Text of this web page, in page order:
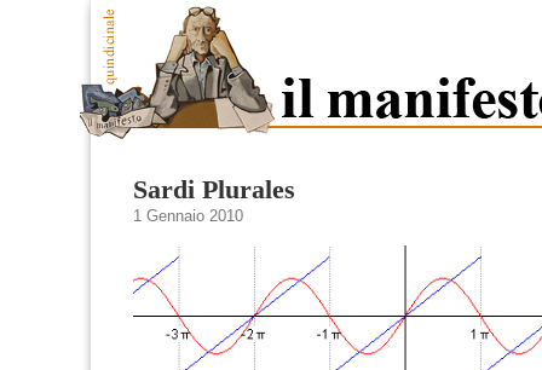
Sardi Plurales
1 Gennaio 2010